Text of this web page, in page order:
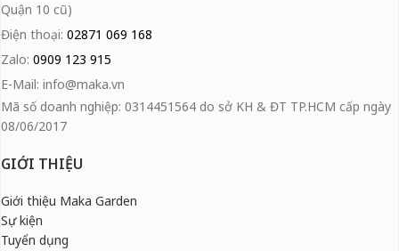
Quận 10 cũ)
Điện thoại: 02871 069 168
Zalo: 0909 123 915
E-Mail: info@maka.vn
Mã số doanh nghiệp: 0314451564 do sở KH & ĐT TP.HCM cấp ngày
08/06/2017
GIỚI THIỆU
Giới thiệu Maka Garden
Sự kiện
Tuyển dụng